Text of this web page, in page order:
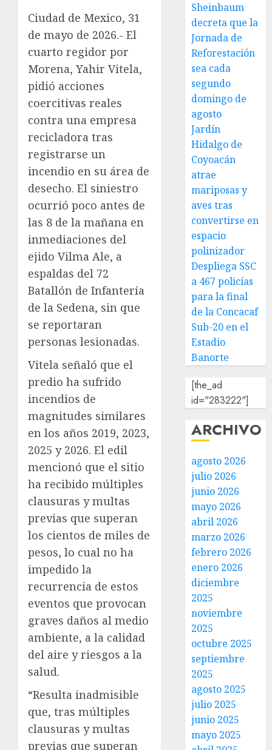
Ciudad de Mexico, 31
de mayo de 2026.- El
cuarto regidor por
Morena, Yahir Vitela,
pidió acciones
coercitivas reales
contra una empresa
recicladora tras
registrarse un
incendio en su área de
desecho. El siniestro
ocurrió poco antes de
las 8 de la mañana en
inmediaciones del
ejido Vilma Ale, a
espaldas del 72
Batallón de Infantería
de la Sedena, sin que
se reportaran
personas lesionadas.
Vitela señaló que el
predio ha sufrido
incendios de
magnitudes similares
en los años 2019, 2023,
2025 y 2026. El edil
mencionó que el sitio
ha recibido múltiples
clausuras y multas
previas que superan
los cientos de miles de
pesos, lo cual no ha
impedido la
recurrencia de estos
eventos que provocan
graves daños al medio
ambiente, a la calidad
del aire y riesgos a la
salud.
“Resulta inadmisible
que, tras múltiples
clausuras y multas
previas que superan
Sheinbaum
decreta que la
Jornada de
Reforestación
sea cada
segundo
domingo de
agosto
Jardín
Hidalgo de
Coyoacán
atrae
mariposas y
aves tras
convertirse en
espacio
polinizador
Despliega SSC
a 467 policías
para la final
de la Concacaf
Sub-20 en el
Estadio
Banorte
[the_ad
id="283222"]
ARCHIVO
agosto 2026
julio 2026
junio 2026
mayo 2026
abril 2026
marzo 2026
febrero 2026
enero 2026
diciembre
2025
noviembre
2025
octubre 2025
septiembre
2025
agosto 2025
julio 2025
junio 2025
mayo 2025